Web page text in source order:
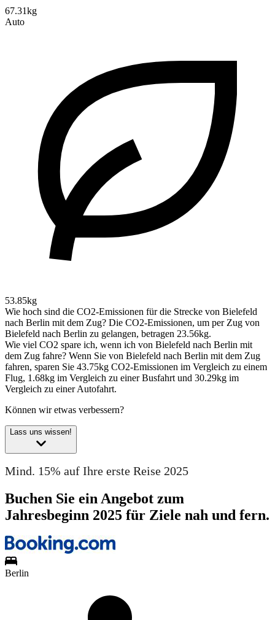
67.31kg
Auto
53.85kg
Wie hoch sind die CO2-Emissionen für die Strecke von Bielefeld
nach Berlin mit dem Zug? Die CO2-Emissionen, um per Zug von
Bielefeld nach Berlin zu gelangen, betragen 23.56kg.
Wie viel CO2 spare ich, wenn ich von Bielefeld nach Berlin mit
dem Zug fahre? Wenn Sie von Bielefeld nach Berlin mit dem Zug
fahren, sparen Sie 43.75kg CO2-Emissionen im Vergleich zu einem
Flug, 1.68kg im Vergleich zu einer Busfahrt und 30.29kg im
Vergleich zu einer Autofahrt.
Können wir etwas verbessern?
Lass uns wissen!
Mind. 15% auf Ihre erste Reise 2025
Buchen Sie ein Angebot zum
Jahresbeginn 2025 für Ziele nah und fern.
Berlin